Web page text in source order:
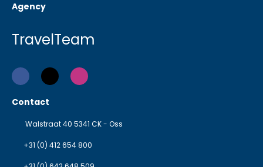
Agency
TravelTeam
Contact
Walstraat 40 5341 CK - Oss
+31 (0) 412 654 800